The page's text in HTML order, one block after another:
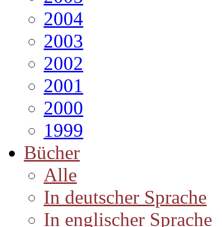
2004
2003
2002
2001
2000
1999
Bücher
Alle
In deutscher Sprache
In englischer Sprache